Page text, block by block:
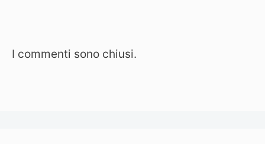
I commenti sono chiusi.